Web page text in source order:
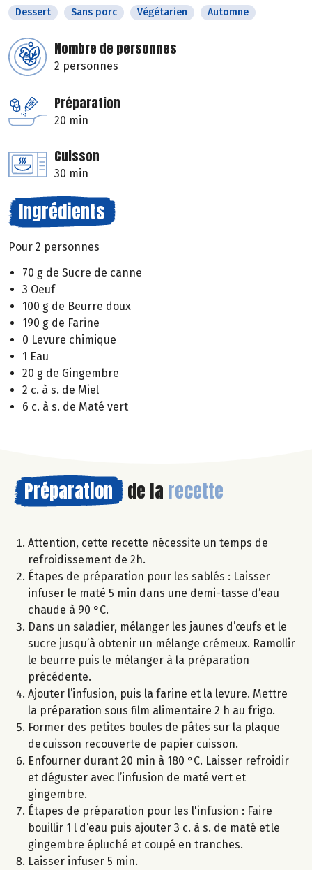
Dessert Sans porc Végétarien Automne
Nombre de personnes
2 personnes
Préparation
20 min
Cuisson
30 min
Ingrédients
Pour 2 personnes
70 g de Sucre de canne
3 Oeuf
100 g de Beurre doux
190 g de Farine
0 Levure chimique
1 Eau
20 g de Gingembre
2 c. à s. de Miel
6 c. à s. de Maté vert
Préparation de la recette
Attention, cette recette nécessite un temps de
refroidissement de 2h.
Étapes de préparation pour les sablés : Laisser
infuser le maté 5 min dans une demi-tasse d’eau
chaude à 90 °C.
Dans un saladier, mélanger les jaunes d’œufs et le
sucre jusqu’à obtenir un mélange crémeux. Ramollir
le beurre puis le mélanger à la préparation
précédente.
Ajouter l’infusion, puis la farine et la levure. Mettre
la préparation sous film alimentaire 2 h au frigo.
Former des petites boules de pâtes sur la plaque
de cuisson recouverte de papier cuisson.
Enfourner durant 20 min à 180 °C. Laisser refroidir
et déguster avec l’infusion de maté vert et
gingembre.
Étapes de préparation pour les l'infusion : Faire
bouillir 1 l d’eau puis ajouter 3 c. à s. de maté et le
gingembre épluché et coupé en tranches.
Laisser infuser 5 min.